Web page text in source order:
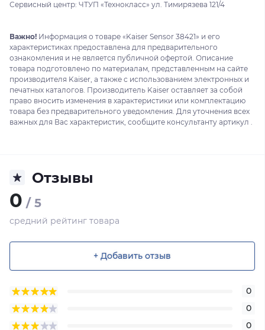
Сервисный центр: ЧТУП «Технокласс» ул. Тимирязева 121/4
Важно! Информация о товаре «Kaiser Sensor 38421» и его
характеристиках предоставлена для предварительного
ознакомления и не является публичной офертой. Описание
товара подготовлено по материалам, представленным на сайте
производителя Kaiser, а также с использованием электронных и
печатных каталогов. Производитель Kaiser оставляет за собой
право вносить изменения в характеристики или комплектацию
товара без предварительного уведомления. Для уточнения всех
важных для Вас характеристик, сообщите консультанту артикул .
Отзывы
0 / 5
средний рейтинг товара
+ Добавить отзыв
0
0
0